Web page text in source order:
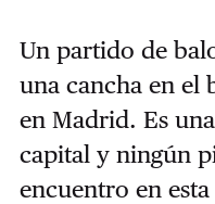
Un partido de
una cancha en el
en Madrid. Es
capital y ningún
encuentro en